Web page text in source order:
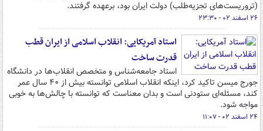
(تروریست‌های تجزیه‌طلب) دولت ایران بود، برعهده گرفتند.
۲۶ اسفند ۰۲ - ۲۳:۳۰
استاد آمریکایی: انقلاب اسلامی از ایران قطب
قدرت ساخت
استاد جامعه‌شناس و متخصص انقلاب‌ها در دانشگاه
جورج میسن تاکید کرد، اینکه انقلاب اسلامی توانسته بیش از ۴۰ سال عمر
کند، مسئله‌ای ستودنی است و بدان معناست که توانسته با چالش‌ها به خوبی
مواجه شود.
۲۴ اسفند ۰۲ - ۱۱:۰۷